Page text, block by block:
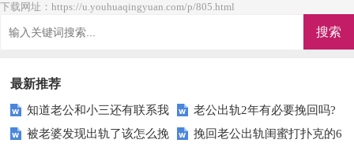
下载网址：https://u.youhuaqingyuan.com/p/805.html
最新推荐
知道老公和小三还有联系我
该怎么办
老公出轨2年有必要挽回吗?
看你自己的内心
被老婆发现出轨了该怎么挽
挽回老公出轨闺蜜打扑克的6